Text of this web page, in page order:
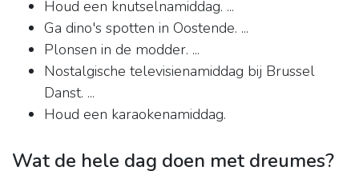
Houd een knutselnamiddag. ...
Ga dino's spotten in Oostende. ...
Plonsen in de modder. ...
Nostalgische televisienamiddag bij Brussel
Danst. ...
Houd een karaokenamiddag.
Wat de hele dag doen met dreumes?